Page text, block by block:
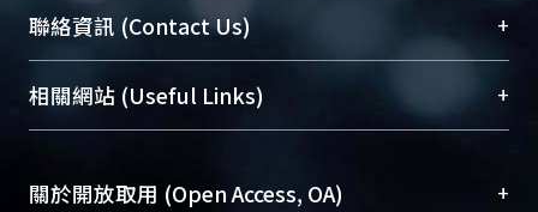
臺大位居世界頂尖大學之列，為永久珍藏及向國際
展現本校豐碩的研究成果及學術能量，圖書館整合
機構典藏（NTUR）與學術庫（AH）不同功能平
台，成為臺大學術典藏NTU scholars。期能整合研
成果。
聯絡資訊 (Contact Us) +
總館學科館員(Main Library)
醫學圖書館學科館員(Medical Library)
Sciences Library)
相關網站 (Useful Links) +
關於開放取用 (Open Access, OA) +